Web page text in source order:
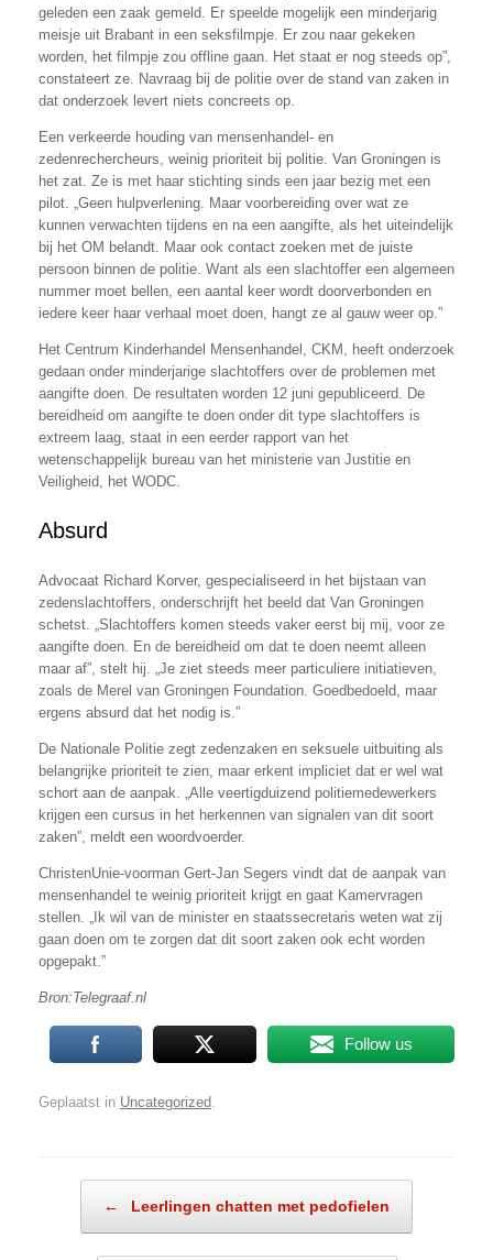
geleden een zaak gemeld. Er speelde mogelijk een minderjarig
meisje uit Brabant in een seksfilmpje. Er zou naar gekeken
worden, het filmpje zou offline gaan. Het staat er nog steeds op”,
constateert ze. Navraag bij de politie over de stand van zaken in
dat onderzoek levert niets concreets op.
Een verkeerde houding van mensenhandel- en
zedenrechercheurs, weinig prioriteit bij politie. Van Groningen is
het zat. Ze is met haar stichting sinds een jaar bezig met een
pilot. „Geen hulpverlening. Maar voorbereiding over wat ze
kunnen verwachten tijdens en na een aangifte, als het uiteindelijk
bij het OM belandt. Maar ook contact zoeken met de juiste
persoon binnen de politie. Want als een slachtoffer een algemeen
nummer moet bellen, een aantal keer wordt doorverbonden en
iedere keer haar verhaal moet doen, hangt ze al gauw weer op.”
Het Centrum Kinderhandel Mensenhandel, CKM, heeft onderzoek
gedaan onder minderjarige slachtoffers over de problemen met
aangifte doen. De resultaten worden 12 juni gepubliceerd. De
bereidheid om aangifte te doen onder dit type slachtoffers is
extreem laag, staat in een eerder rapport van het
wetenschappelijk bureau van het ministerie van Justitie en
Veiligheid, het WODC.
Absurd
Advocaat Richard Korver, gespecialiseerd in het bijstaan van
zedenslachtoffers, onderschrijft het beeld dat Van Groningen
schetst. „Slachtoffers komen steeds vaker eerst bij mij, voor ze
aangifte doen. En de bereidheid om dat te doen neemt alleen
maar af”, stelt hij. „Je ziet steeds meer particuliere initiatieven,
zoals de Merel van Groningen Foundation. Goedbedoeld, maar
ergens absurd dat het nodig is.”
De Nationale Politie zegt zedenzaken en seksuele uitbuiting als
belangrijke prioriteit te zien, maar erkent impliciet dat er wel wat
schort aan de aanpak. „Alle veertigduizend politiemedewerkers
krijgen een cursus in het herkennen van signalen van dit soort
zaken”, meldt een woordvoerder.
ChristenUnie-voorman Gert-Jan Segers vindt dat de aanpak van
mensenhandel te weinig prioriteit krijgt en gaat Kamervragen
stellen. „Ik wil van de minister en staatssecretaris weten wat zij
gaan doen om te zorgen dat dit soort zaken ook echt worden
opgepakt.”
Bron:Telegraaf.nl
Follow us
Geplaatst in Uncategorized.
← Leerlingen chatten met pedofielen